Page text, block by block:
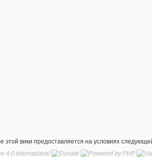
этой вики предоставляется на условиях